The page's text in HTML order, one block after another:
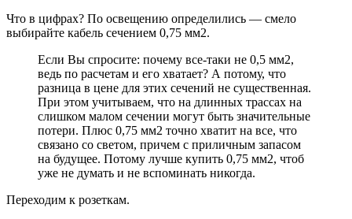
Что в цифрах? По освещению определились — смело
выбирайте кабель сечением 0,75 мм2.
Если Вы спросите: почему все-таки не 0,5 мм2,
ведь по расчетам и его хватает? А потому, что
разница в цене для этих сечений не существенная.
При этом учитываем, что на длинных трассах на
слишком малом сечении могут быть значительные
потери. Плюс 0,75 мм2 точно хватит на все, что
связано со светом, причем с приличным запасом
на будущее. Потому лучше купить 0,75 мм2, чтоб
уже не думать и не вспоминать никогда.
Переходим к розеткам.